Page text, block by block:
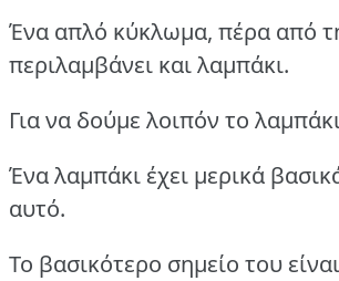
Ένα απλό κύκλωμα, πέρα από
περιλαμβάνει και λαμπάκι.
Για να δούμε λοιπόν το
Ένα λαμπάκι έχει μερικά
αυτό.
Το βασικότερο σημείο του